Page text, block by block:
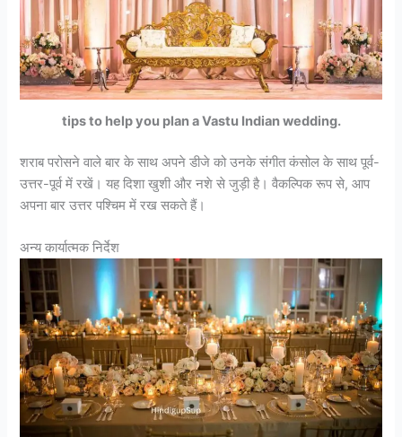
tips to help you plan a Vastu Indian wedding.
शराब परोसने वाले बार के साथ अपने डीजे को उनके संगीत कंसोल के साथ पूर्व-
उत्तर-पूर्व में रखें। यह दिशा खुशी और नशे से जुड़ी है। वैकल्पिक रूप से, आप
अपना बार उत्तर पश्चिम में रख सकते हैं।
अन्य कार्यात्मक निर्देश